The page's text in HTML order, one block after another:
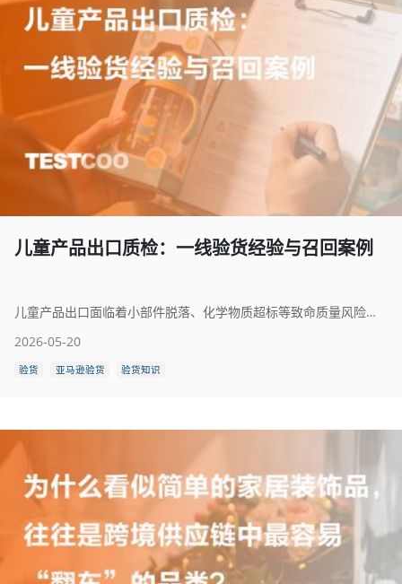
儿童产品出口质检：一线验货经验与召回案例
儿童产品出口面临着小部件脱落、化学物质超标等致命质量风险。本文结合一线验货经验与2025-2026年欧美召回数据，深度剖析儿童产品质检核心要点，帮助跨境卖家建立专业验货流程，降低出口风险。
2026-05-20
验货 亚马逊验货 验货知识